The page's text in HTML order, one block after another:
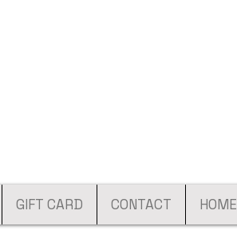
GIFT CARD CONTACT HOME